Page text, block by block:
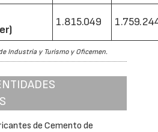
1.815.049
Industria y Turismo y Oficemen.
de Cemento de